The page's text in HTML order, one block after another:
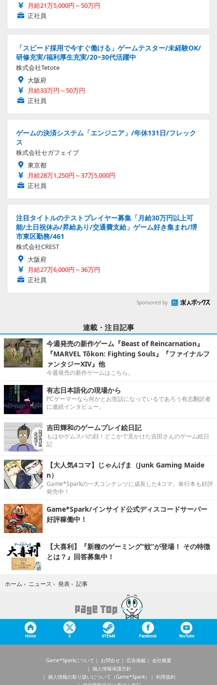
月給21万5,000円～50万円
正社員
「スピード採用で今すぐ働ける」ゲームテスター/未経験OK/
研修充実/福利厚生充実/20~30代活躍中
株式会社Tetote
大阪府
月給33万円～50万円
正社員
ゲームの決済システム「エンジニア」/年休131日/フレック
ス
株式会社セガフェイブ
東京都
月給28万1,250円～37万5,000円
正社員
注目タイトルのテストプレイヤー募集「月給30万円以上可
能/土日祝休み/昇給あり/交通費支給」ゲーム好き集まれ/堺
市東区勤務/461
株式会社CREST
大阪府
月給27万6,000円～36万円
正社員
Sponsored by
連載・注目記事
今週発売の新作ゲーム『Beast of Reincarnation』
『MARVEL Tōkon: Fighting Souls』『ファイナルフ
ァンタジーXIV』他
今週発売の新作ゲームはこちら。
有志日本語化の現場から
PCゲーマーなら何かとお世話になっているであろう有志翻訳者
に連続インタビュー。
吉田輝和のゲームプレイ絵日記
もはやゲムスパの顔！どこかで見かけた吉田さんのゲーム絵日
記
【大人気4コマ】じゃんげま（Junk Gaming Maide
n）
Game*Sparkの一大コンテンツに成長した4コマ。単行本も好評
発売中！
Game*Spark/インサイド公式ディスコードサーバー
好評稼働中！
【大喜利】『新種のゲーミング“蚊”が登場！ その特徴
とは？』回答募集中！
ホーム › ニュース › 発表 › 記事
Home X STEAM Facebook YouTube
Game*Sparkについて お問合せ 広告掲載
会社概要
個人情報保護方針
個人情報の取り扱いについて（Game*Spark）
利用規約